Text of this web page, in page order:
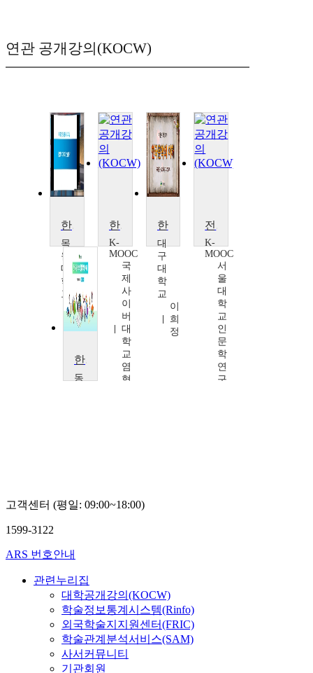
연관 공개강의(KOCW)
한국문학의 이해
목
원
대
학
교
변
승
구
한국문학개론
K-
MOOC
국
제
사
이
버
대
학
교
염
형
한국문학의 이해
대
구
대
학
교
이
희
정
전쟁과 한국문학
K-
MOOC
서
울
대
학
교
인
문
학
연
구
한국문학의 철학적 이해
동
고객센터 (평일: 09:00~18:00)
1599-3122
ARS 번호안내
관련누리집
대학공개강의(KOCW)
학술정보통계시스템(Rinfo)
외국학술지지원센터(FRIC)
학술관계분석서비스(SAM)
사서커뮤니티
기관회원